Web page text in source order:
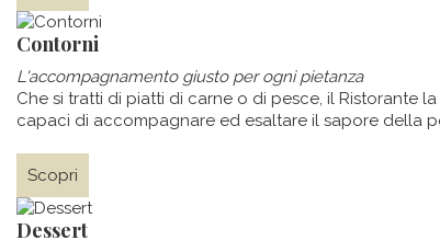
Contorni
L'accompagnamento giusto per ogni pietanza
Che si tratti di piatti di carne o di pesce, il Ristorante
capaci di accompagnare ed esaltare il sapore della
Scopri
Dessert